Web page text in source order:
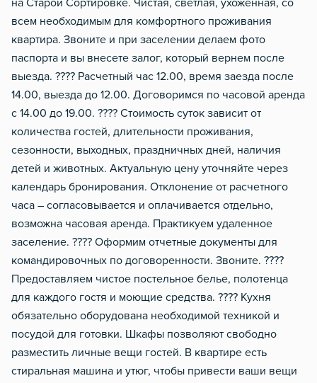
на Старой Сортировке. Чистая, светлая, ухоженная, со
всем необходимым для комфортного проживания
квартира. Звоните и при заселении делаем фото
паспорта и вы внесете залог, который вернем после
выезда. ???? Расчетный час 12.00, время заезда после
14.00, выезда до 12.00. Договоримся по часовой аренда
с 14.00 до 19.00. ???? Стоимость суток зависит от
количества гостей, длительности проживания,
сезонности, выходных, праздничных дней, наличия
детей и животных. Актуальную цену уточняйте через
календарь бронирования. Отклонение от расчетного
часа – согласовывается и оплачивается отдельно,
возможна часовая аренда. Практикуем удаленное
заселение. ???? Оформим отчетные документы для
командировочных по договоренности. Звоните. ????
Предоставляем чистое постельное белье, полотенца
для каждого гостя и моющие средства. ???? Кухня
обязательно оборудована необходимой техникой и
посудой для готовки. Шкафы позволяют свободно
разместить личные вещи гостей. В квартире есть
стиральная машина и утюг, чтобы привести ваши вещи